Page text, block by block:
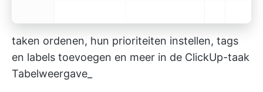
taken ordenen, hun prioriteiten instellen, tags
en labels toevoegen en meer in de ClickUp-taak
Tabelweergave_